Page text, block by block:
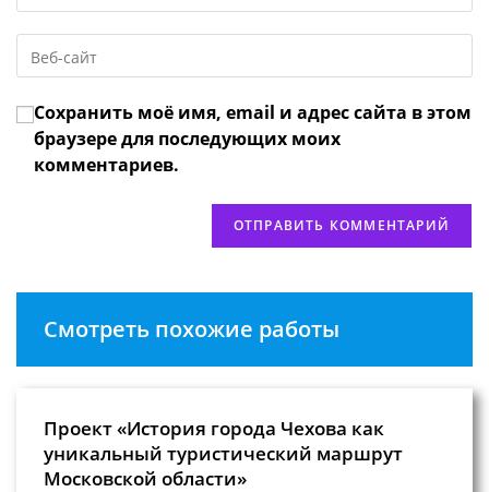
имя
чтобы
прокомментировать
адрес,
чтобы
URL
веб-
сайта
(необязательно)
Сохранить моё имя, email и адрес сайта в этом
браузере для последующих моих
комментариев.
Смотреть похожие работы
Проект «История города Чехова как
уникальный туристический маршрут
Московской области»